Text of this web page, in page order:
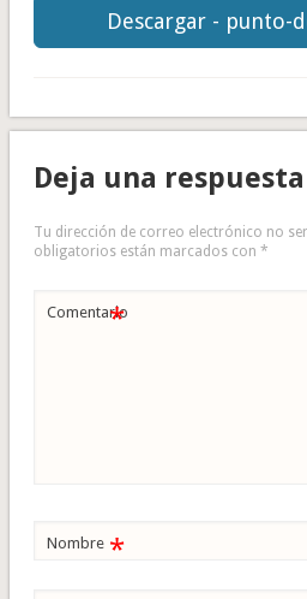
Descargar - punto-
Deja una respuesta
Tu dirección de correo electrónico no
obligatorios están marcados con *
Comentario
*
Nombre *